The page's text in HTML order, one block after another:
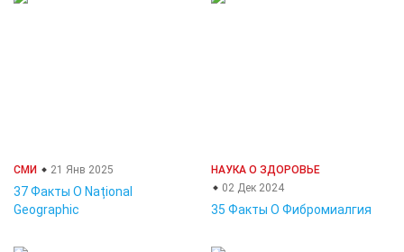
СМИ 21 Янв 2025
37 Факты О Național
Geographic
НАУКА О ЗДОРОВЬЕ
02 Дек 2024
35 Факты О Фибромиалгия